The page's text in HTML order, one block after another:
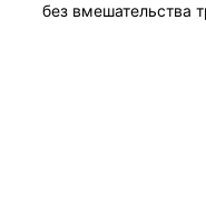
без вмешательства